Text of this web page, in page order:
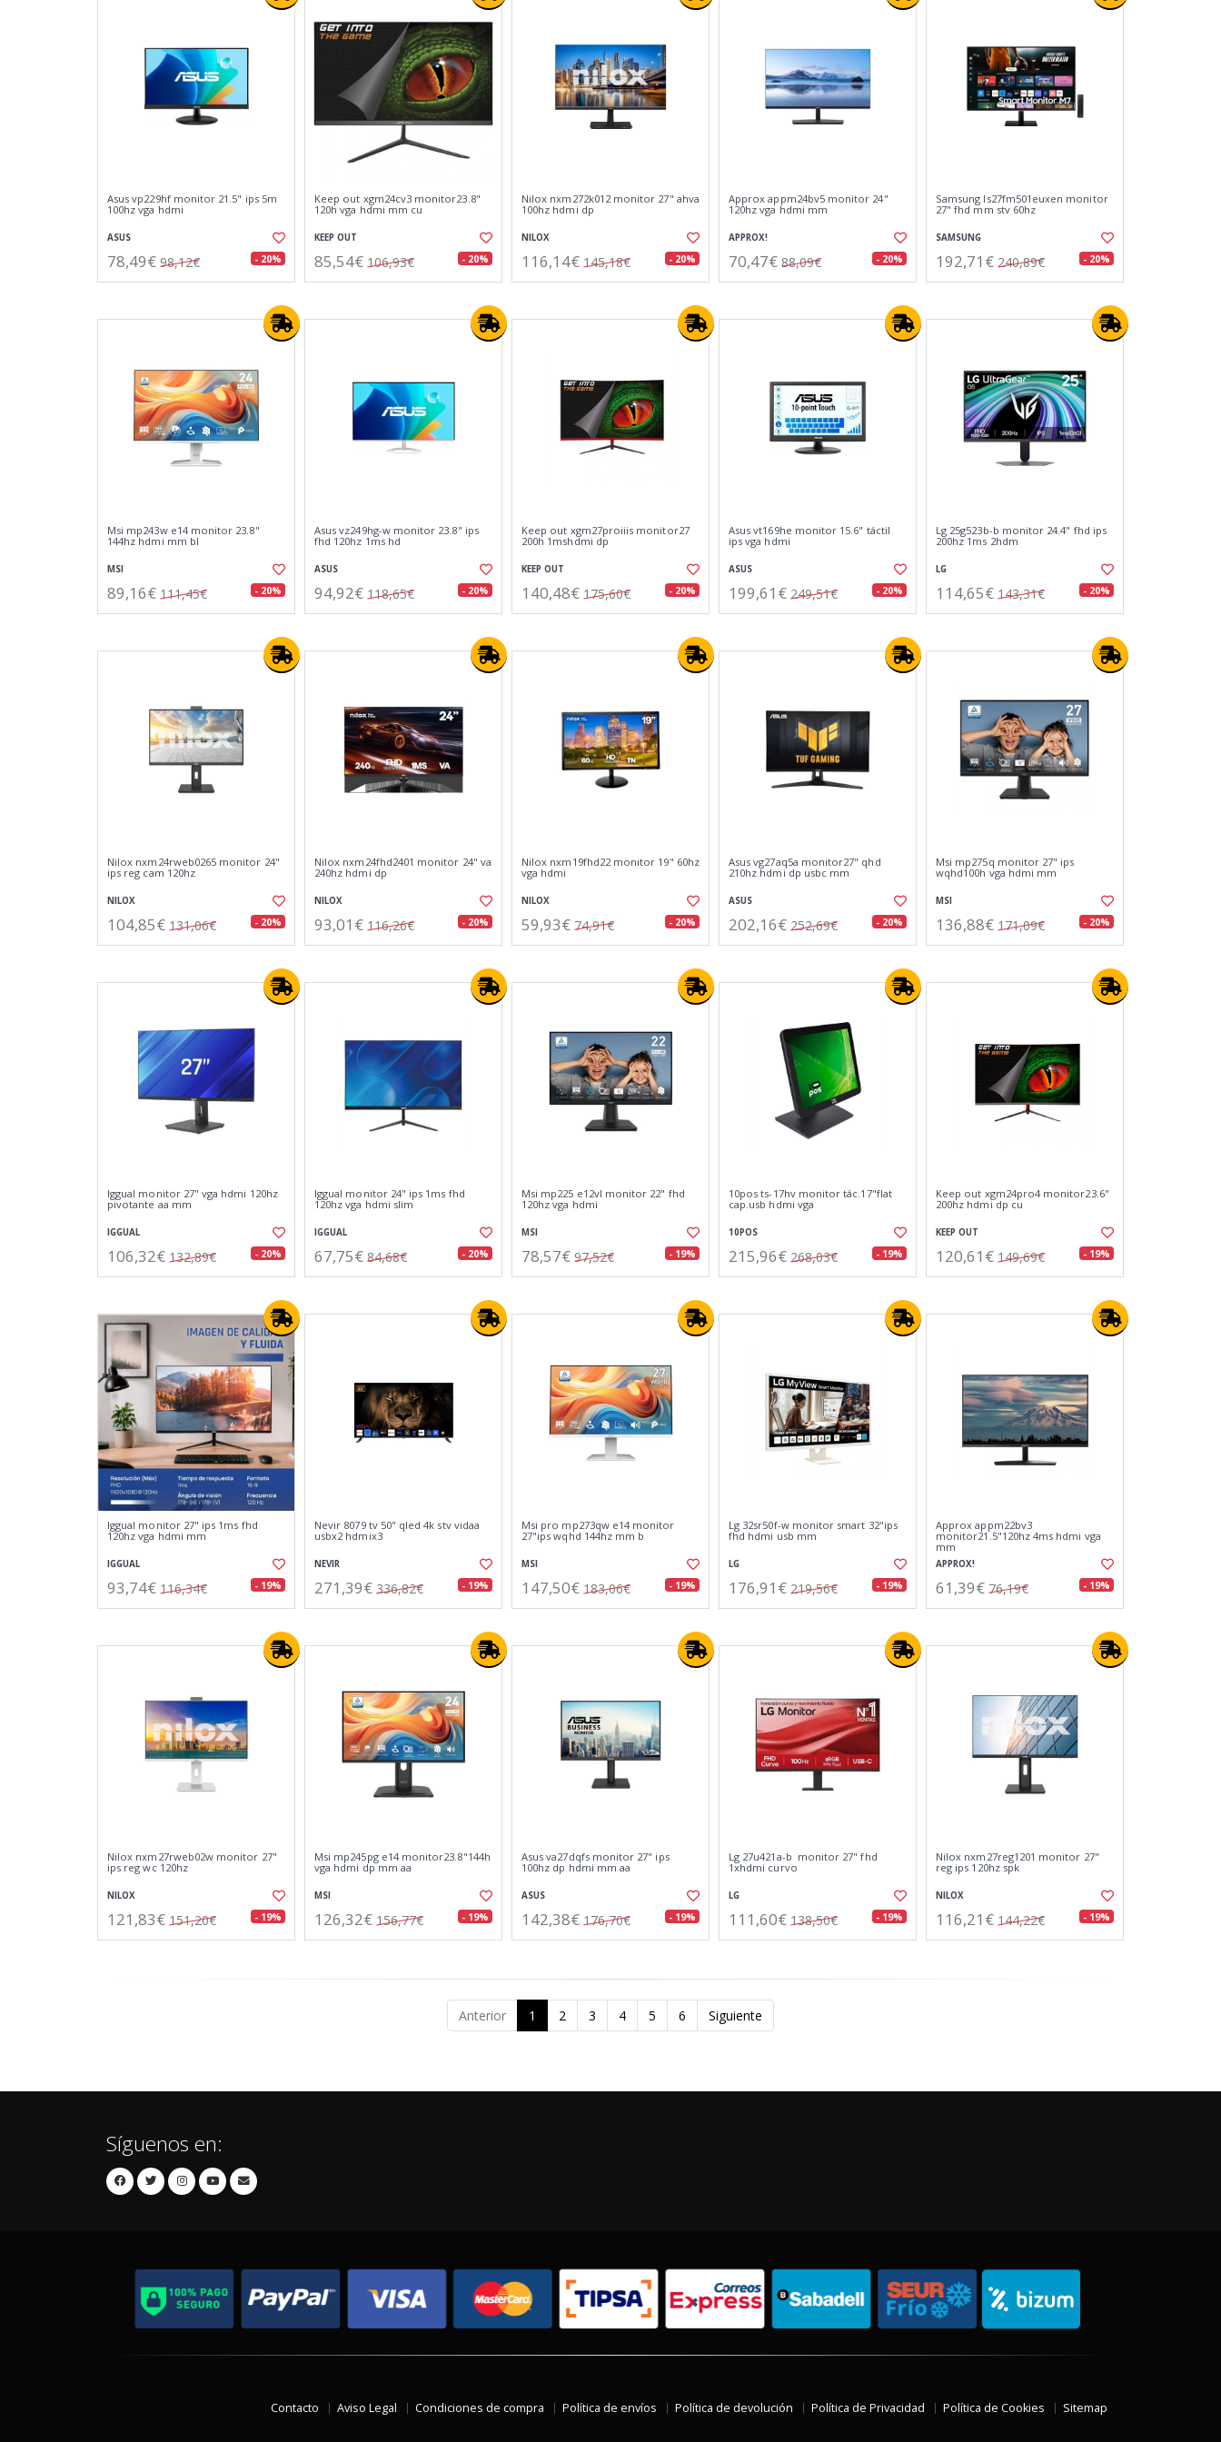
Asus vp229hf monitor 21.5" ips 5m
100hz vga hdmi
ASUS
78,49€ 98,12€ - 20%
Keep out xgm24cv3 monitor23.8"
120h vga hdmi mm cu
KEEP OUT
85,54€ 106,93€ - 20%
Nilox nxm272k012 monitor 27" ahva
100hz hdmi dp
NILOX
116,14€ 145,18€ - 20%
Approx appm24bv5 monitor 24"
120hz vga hdmi mm
APPROX!
70,47€ 88,09€ - 20%
Samsung ls27fm501euxen monitor
27" fhd mm stv 60hz
SAMSUNG
192,71€ 240,89€ - 20%
Msi mp243w e14 monitor 23.8"
144hz hdmi mm bl
MSI
89,16€ 111,45€ - 20%
Asus vz249hg-w monitor 23.8" ips
fhd 120hz 1ms hd
ASUS
94,92€ 118,65€ - 20%
Keep out xgm27proiiis monitor27
200h 1mshdmi dp
KEEP OUT
140,48€ 175,60€ - 20%
Asus vt169he monitor 15.6" táctil
ips vga hdmi
ASUS
199,61€ 249,51€ - 20%
Lg 25g523b-b monitor 24.4" fhd ips
200hz 1ms 2hdm
LG
114,65€ 143,31€ - 20%
Nilox nxm24rweb0265 monitor 24"
ips reg cam 120hz
NILOX
104,85€ 131,06€ - 20%
Nilox nxm24fhd2401 monitor 24" va
240hz hdmi dp
NILOX
93,01€ 116,26€ - 20%
Nilox nxm19fhd22 monitor 19" 60hz
vga hdmi
NILOX
59,93€ 74,91€ - 20%
Asus vg27aq5a monitor27" qhd
210hz hdmi dp usbc mm
ASUS
202,16€ 252,69€ - 20%
Msi mp275q monitor 27" ips
wqhd100h vga hdmi mm
MSI
136,88€ 171,09€ - 20%
Iggual monitor 27" vga hdmi 120hz
pivotante aa mm
IGGUAL
106,32€ 132,89€ - 20%
Iggual monitor 24" ips 1ms fhd
120hz vga hdmi slim
IGGUAL
67,75€ 84,68€ - 20%
Msi mp225 e12vl monitor 22" fhd
120hz vga hdmi
MSI
78,57€ 97,52€ - 19%
10pos ts-17hv monitor tác.17"flat
cap.usb hdmi vga
10POS
215,96€ 268,03€ - 19%
Keep out xgm24pro4 monitor23.6"
200hz hdmi dp cu
KEEP OUT
120,61€ 149,69€ - 19%
Iggual monitor 27" ips 1ms fhd
120hz vga hdmi mm
IGGUAL
93,74€ 116,34€ - 19%
Nevir 8079 tv 50" qled 4k stv vidaa
usbx2 hdmix3
NEVIR
271,39€ 336,82€ - 19%
Msi pro mp273qw e14 monitor
27"ips wqhd 144hz mm b
MSI
147,50€ 183,06€ - 19%
Lg 32sr50f-w monitor smart 32"ips
fhd hdmi usb mm
LG
176,91€ 219,56€ - 19%
Approx appm22bv3
monitor21.5"120hz 4ms hdmi vga
mm
APPROX!
61,39€ 76,19€ - 19%
Nilox nxm27rweb02w monitor 27"
ips reg wc 120hz
NILOX
121,83€ 151,20€ - 19%
Msi mp245pg e14 monitor23.8"144h
vga hdmi dp mm aa
MSI
126,32€ 156,77€ - 19%
Asus va27dqfs monitor 27" ips
100hz dp hdmi mm aa
ASUS
142,38€ 176,70€ - 19%
Lg 27u421a-b monitor 27" fhd
1xhdmi curvo
LG
111,60€ 138,50€ - 19%
Nilox nxm27reg1201 monitor 27"
reg ips 120hz spk
NILOX
116,21€ 144,22€ - 19%
Anterior 1 2 3 4 5 6 Siguiente
Síguenos en:
Contacto Aviso Legal Condiciones de compra Política de envíos Política de devolución Política de Privacidad Política de Cookies Sitemap